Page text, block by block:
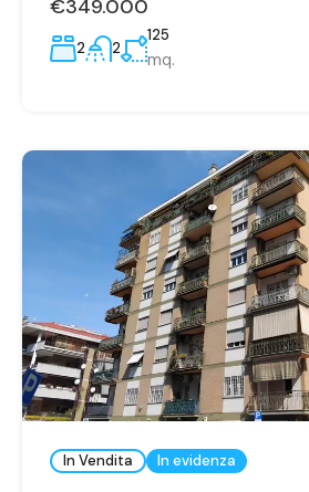
€349.000
2 2
125
mq.
In Vendita In evidenza